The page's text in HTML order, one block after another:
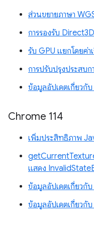
ส่วนขยายภาษา
การรองรับ
รับ GPU แยกโดยค่
การปรับปรุงประส
ข้อมูลอัปเดตเกี่ยวกั
Chrome 114
เพิ่มประสิทธิภาพ
แสดง
ข้อมูลอัปเดตเกี่ยวกั
ข้อมูลอัปเดตเกี่ยวกั